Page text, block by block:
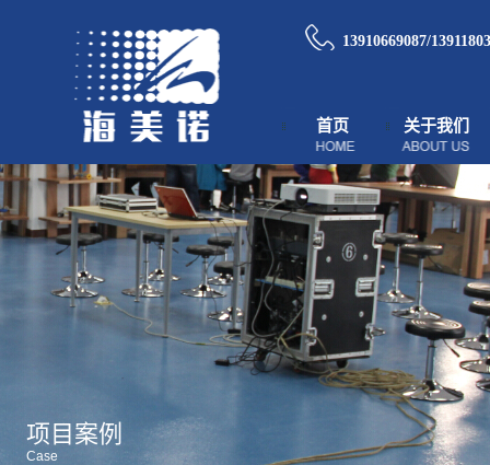
13910669087/
首页 关于我们
项目案例
Case